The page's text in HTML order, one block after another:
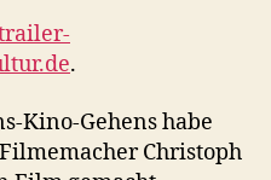
.
Kino-Gehens habe
Christoph